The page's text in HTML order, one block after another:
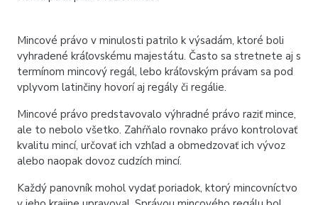
Mincové právo v minulosti patrilo k výsadám, ktoré boli
vyhradené kráľovskému majestátu. Často sa stretnete aj s
termínom mincový regál, lebo kráľovským právam sa pod
vplyvom latinčiny hovorí aj regály či regálie.
Mincové právo predstavovalo výhradné právo raziť mince,
ale to nebolo všetko. Zahŕňalo rovnako právo kontrolovať
kvalitu mincí, určovať ich vzhľad a obmedzovať ich vývoz
alebo naopak dovoz cudzích mincí.
Každý panovník mohol vydať poriadok, ktorý mincovníctvo